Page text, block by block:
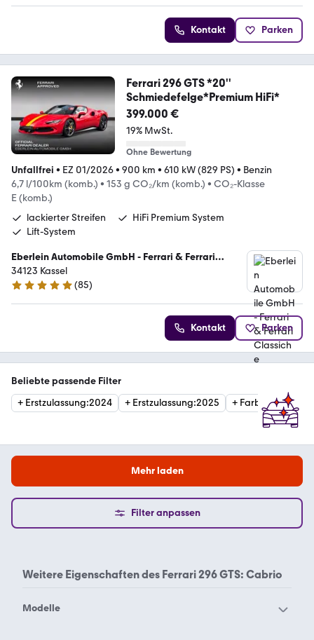
Kontakt Parken
Ferrari 296 GTS *20''
Schmiedefelge*Premium HiFi*
399.000 €
19% MwSt.
Ohne Bewertung
Unfallfrei • EZ 01/2026• 900 km • 610 kW (829 PS) • Benzin
6,7 l/100km (komb.) • 153 g CO₂/km (komb.) • CO₂-Klasse
E (komb.)
lackierter Streifen
HiFi Premium System
Lift-System
Eberlein Automobile GmbH - Ferrari & Ferrari
Classiche Vertragspartner
34123 Kassel
5 Sterne
(85)
Kontakt Parken
Beliebte passende Filter
+ Erstzulassung:2024 + Erstzulassung:2025 + Farbe :RED
Mehr laden
Filter anpassen
Weitere Eigenschaften des Ferrari 296 GTS: Cabrio
Modelle